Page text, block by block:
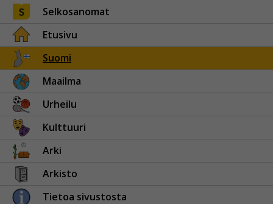
Selkosanomat
Etusivu
Suomi
Maailma
Urheilu
Kulttuuri
Arki
Arkisto
Tietoa sivustosta